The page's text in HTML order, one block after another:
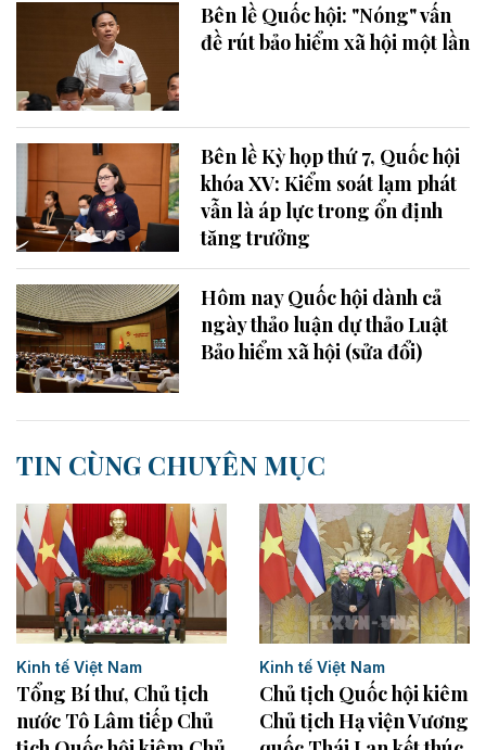
Bên lề Quốc hội: "Nóng" vấn
đề rút bảo hiểm xã hội một lần
Bên lề Kỳ họp thứ 7, Quốc hội
khóa XV: Kiểm soát lạm phát
vẫn là áp lực trong ổn định
tăng trưởng
Hôm nay Quốc hội dành cả
ngày thảo luận dự thảo Luật
Bảo hiểm xã hội (sửa đổi)
TIN CÙNG CHUYÊN MỤC
Kinh tế Việt Nam
Tổng Bí thư, Chủ tịch
nước Tô Lâm tiếp Chủ
Kinh tế Việt Nam
Chủ tịch Quốc hội kiêm
Chủ tịch Hạ viện Vương